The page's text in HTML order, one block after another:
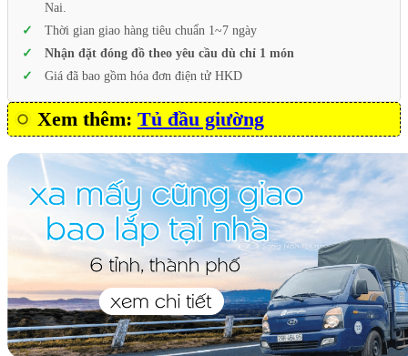
Nai.
Thời gian giao hàng tiêu chuẩn 1~7 ngày
Nhận đặt đóng đồ theo yêu cầu dù chỉ 1 món
Giá đã bao gồm hóa đơn điện tử HKD
Xem thêm: Tủ đầu giường